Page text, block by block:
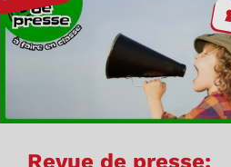
Revue de presse: